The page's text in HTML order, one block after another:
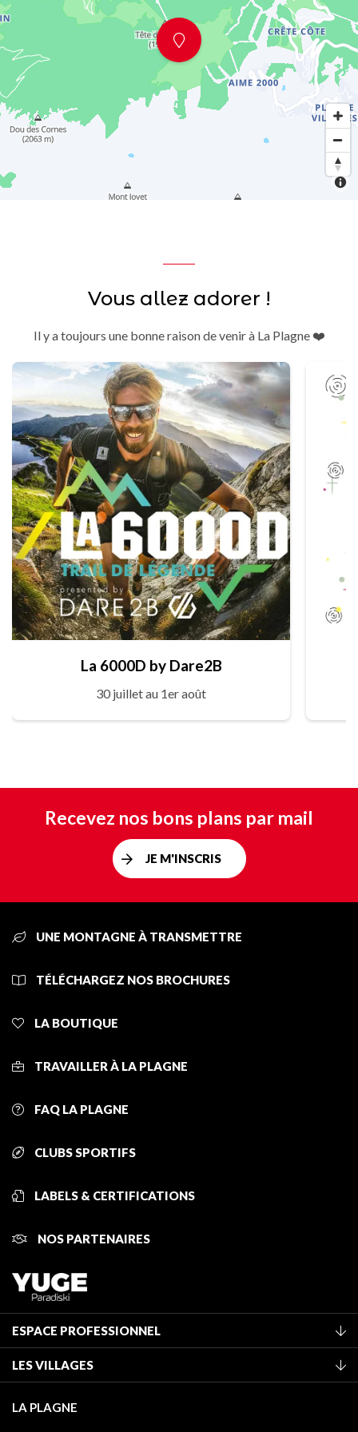
Vous allez adorer !
Il y a toujours une bonne raison de venir à La Plagne ❤️
La 6000D by Dare2B
30 juillet au 1er août
Recevez nos bons plans par mail
JE M'INSCRIS
UNE MONTAGNE À TRANSMETTRE
TÉLÉCHARGEZ NOS BROCHURES
LA BOUTIQUE
TRAVAILLER À LA PLAGNE
FAQ LA PLAGNE
CLUBS SPORTIFS
LABELS & CERTIFICATIONS
NOS PARTENAIRES
ESPACE PROFESSIONNEL
Classement des meublés
Taxe de séjour
LES VILLAGES
Montchavin - Les Coches
LA PLAGNE